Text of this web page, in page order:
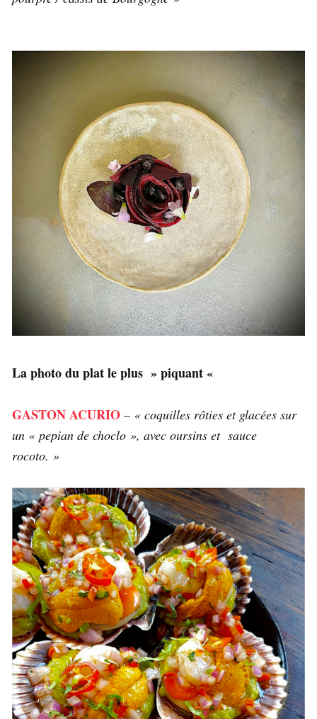
La photo du plat le plus » piquant «
GASTON ACURIO – « coquilles rôties et glacées sur
un « pepian de choclo », avec oursins et sauce
rocoto. »